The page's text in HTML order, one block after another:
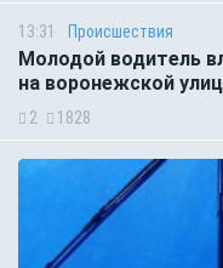
13:31 Происшествия
Молодой водитель
на воронежской
2 1828